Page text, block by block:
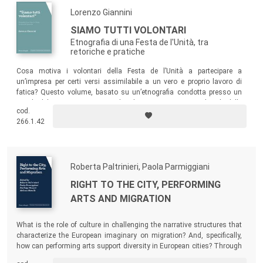
mutamento in atto nella produzione e riproduzione della
cultura.
La collana appare particolarmente orientata a quegli ambiti
teorici e di ricerca che investono concetti del sapere
sociologico sul campo: le classi sociali, il consenso,
l’inclusione, il potere, l’habitus, le narrazioni, le audience.
Nello specifico si intende promuovere riflessioni teoriche e
ricerche empiriche su fenomeni del consumo e della
comunicazione espressione di processi di innovazione
coesione sociale, nuovi modelli di governance, nuove forme
della partecipazione.
I volumi pubblicati sono sottoposti a una procedura di
valutazione e accettazione “doubleblind-peer-review”
(doppio referaggio anonimo).
Lorenzo Giannini
SIAMO TUTTI VOLONTARI
Etnografia di una Festa de l'Unità, tra
retoriche e pratiche
Cosa motiva i volontari della Festa de l’Unità a partecipare a
un’impresa per certi versi assimilabile a un vero e proprio lavoro di
fatica? Questo volume, basato su un’etnografia condotta presso un
pratiche nel costruire il senso della partecipazione dei volontari, un
aspetto raramente preso in considerazione dalla letteratura esistente.
cod.
266.1.42
Roberta Paltrinieri, Paola Parmiggiani
RIGHT TO THE CITY, PERFORMING
ARTS AND MIGRATION
What is the role of culture in challenging the narrative structures that
characterize the European imaginary on migration? And, specifically,
how can performing arts support diversity in European cities? Through